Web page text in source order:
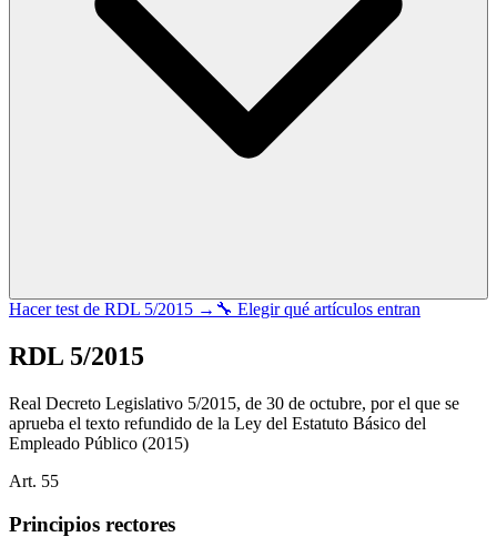
Hacer test de RDL 5/2015 → 🔧 Elegir qué artículos entran
RDL 5/2015
Real Decreto Legislativo 5/2015, de 30 de octubre, por el que se
aprueba el texto refundido de la Ley del Estatuto Básico del
Empleado Público (2015)
Art. 55
Principios rectores